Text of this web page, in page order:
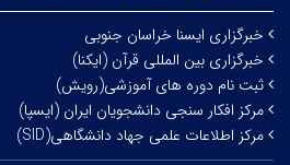
خبرگزاری ایسنا خراسان جنوبی
خبرگزاری بین المللی قرآن (ایکنا)
ثبت نام دوره های آموزشی(رویش)
مرکز افکار سنجی دانشجویان ایران (ایسپا)
مرکز اطلاعات علمی جهاد دانشگاهی(SID)